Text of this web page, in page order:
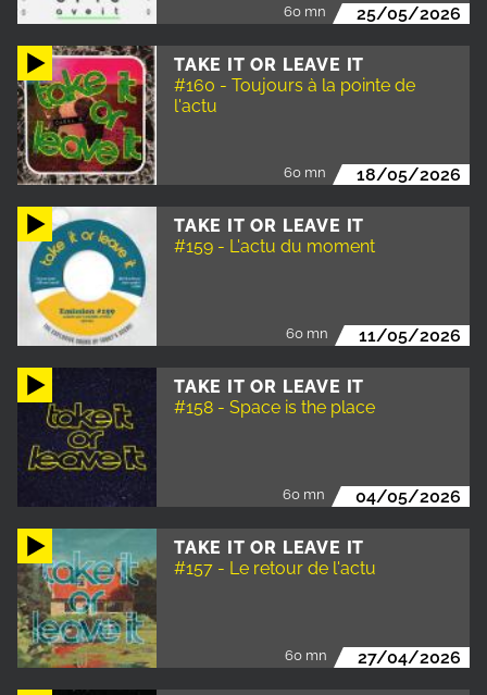
60 mn 25/05/2026
TAKE IT OR LEAVE IT
#160 - Toujours à la pointe de
l'actu
60 mn 18/05/2026
TAKE IT OR LEAVE IT
#159 - L'actu du moment
60 mn 11/05/2026
TAKE IT OR LEAVE IT
#158 - Space is the place
60 mn 04/05/2026
TAKE IT OR LEAVE IT
#157 - Le retour de l'actu
60 mn 27/04/2026